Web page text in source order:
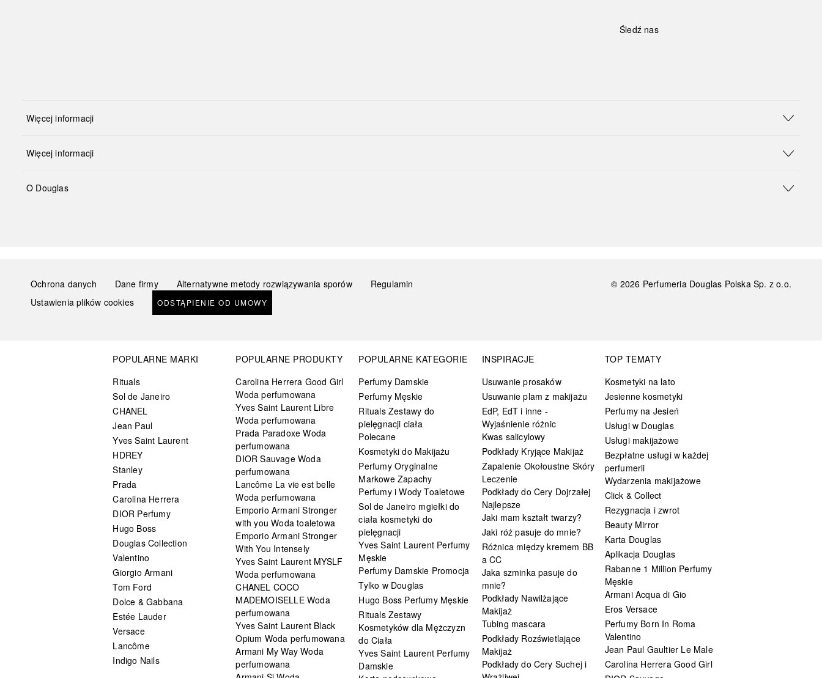
Śledź nas
Więcej informacji
Więcej informacji
O Douglas
Ochrona danych Dane firmy Alternatywne metody rozwiązywania sporów
Regulamin
Ustawienia plików cookies
ODSTĄPIENIE OD UMOWY
© 2026 Perfumeria Douglas Polska Sp. z o.o.
POPULARNE MARKI
Rituals
Sol de Janeiro
CHANEL
Jean Paul
Yves Saint Laurent
HDREY
Stanley
Prada
Carolina Herrera
DIOR Perfumy
Hugo Boss
Douglas Collection
Valentino
Giorgio Armani
Tom Ford
Dolce & Gabbana
Estée Lauder
Versace
Lancôme
Indigo Nails
POPULARNE PRODUKTY
Carolina Herrera Good Girl
Woda perfumowana
Yves Saint Laurent Libre
Woda perfumowana
Prada Paradoxe Woda
perfumowana
DIOR Sauvage Woda
perfumowana
Lancôme La vie est belle
Woda perfumowana
Emporio Armani Stronger
with you Woda toaletowa
Emporio Armani Stronger
With You Intensely
Yves Saint Laurent MYSLF
Woda perfumowana
CHANEL COCO
MADEMOISELLE Woda
perfumowana
Yves Saint Laurent Black
Opium Woda perfumowana
Armani My Way Woda
perfumowana
POPULARNE KATEGORIE
Perfumy Damskie
Perfumy Męskie
Rituals Zestawy do
pielęgnacji ciała
Polecane
Kosmetyki do Makijażu
Perfumy Oryginalne
Markowe Zapachy
Perfumy i Wody Toaletowe
Sol de Janeiro mgiełki do
ciała kosmetyki do
pielęgnacji
Yves Saint Laurent Perfumy
Męskie
Perfumy Damskie Promocja
Tylko w Douglas
Hugo Boss Perfumy Męskie
Rituals Zestawy
Kosmetyków dla Mężczyzn
do Ciała
Yves Saint Laurent Perfumy
Damskie
INSPIRACJE
Usuwanie prosaków
Usuwanie plam z makijażu
EdP, EdT i inne -
Wyjaśnienie różnic
Kwas salicylowy
Podkłady Kryjące Makijaż
Zapalenie Okołoustne Skóry
Leczenie
Podkłady do Cery Dojrzałej
Najlepsze
Jaki mam kształt twarzy?
Jaki róż pasuje do mnie?
Różnica między kremem BB
a CC
Jaka szminka pasuje do
mnie?
Podkłady Nawilżające
Makijaż
Tubing mascara
Podkłady Rozświetlające
Makijaż
Podkłady do Cery Suchej i
TOP TEMATY
Kosmetyki na lato
Jesienne kosmetyki
Perfumy na Jesień
Usługi w Douglas
Usługi makijażowe
Bezpłatne usługi w każdej
perfumerii
Wydarzenia makijażowe
Click & Collect
Rezygnacja i zwrot
Beauty Mirror
Karta Douglas
Aplikacja Douglas
Rabanne 1 Million Perfumy
Męskie
Armani Acqua di Gio
Eros Versace
Perfumy Born In Roma
Valentino
Jean Paul Gaultier Le Male
Carolina Herrera Good Girl